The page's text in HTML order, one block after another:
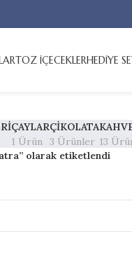
TOZ İÇECEKLERHEDİYE
ÇAYLAR
1 Ürün
ÇIKOLATA
3 Ürünler 13
olarak etiketlendi